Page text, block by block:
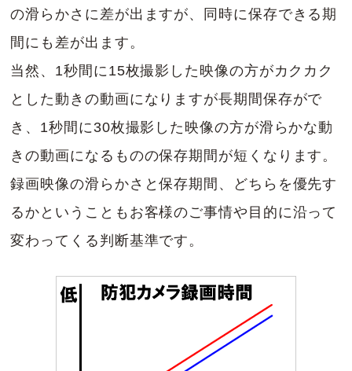
の滑らかさに差が出ますが、同時に保存できる期
間にも差が出ます。
当然、1秒間に15枚撮影した映像の方がカクカク
とした動きの動画になりますが長期間保存がで
き、1秒間に30枚撮影した映像の方が滑らかな動
きの動画になるものの保存期間が短くなります。
録画映像の滑らかさと保存期間、どちらを優先す
るかということもお客様のご事情や目的に沿って
変わってくる判断基準です。